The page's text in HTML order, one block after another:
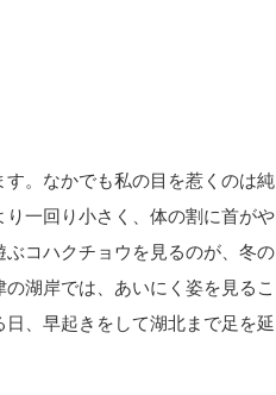
。なかでも私の目を惹くのは純
一回り小さく、体の割に首がや
コハクチョウを見るのが、冬の
湖岸では、あいにく姿を見るこ
、早起きをして湖北まで足を延